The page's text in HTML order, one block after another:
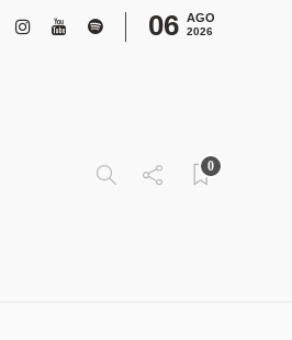
06 AGO
2026
0